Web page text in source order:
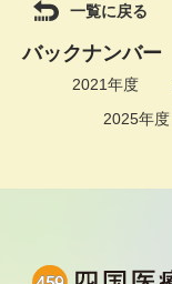
一覧に戻る
バックナンバー
2021年度
2025年度